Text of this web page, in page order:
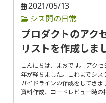
2021/05/13
シス開の日常
プロダクトのアク
リストを作成しま
こんにちは、まおです。 アク
年が経ちました。これまでシス
ガイドラインの作成をしてき
資料作成、コードレビュー時の